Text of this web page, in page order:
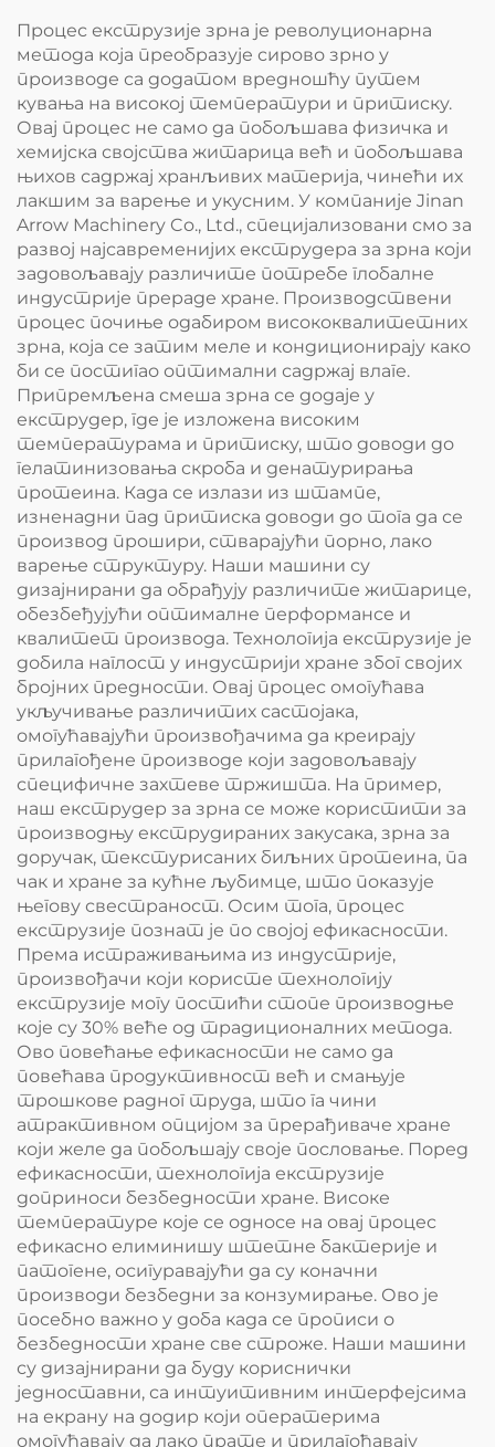
Процес екструзије зрна је револуционарна
метода која преобразује сирово зрно у
производе са додатом вредношћу путем
кувања на високој температури и притиску.
Овај процес не само да побољшава физичка и
хемијска својства житарица већ и побољшава
њихов садржај хранљивих материја, чинећи их
лакшим за варење и укусним. У компаније Jinan
Arrow Machinery Co., Ltd., специјализовани смо за
развој најсавременијих екструдера за зрна који
задовољавају различите потребе глобалне
индустрије прераде хране. Производствени
процес почиње одабиром висококвалитетних
зрна, која се затим меле и кондиционирају како
би се постигао оптимални садржај влаге.
Припремљена смеша зрна се додаје у
екструдер, где је изложена високим
температурама и притиску, што доводи до
гелатинизовања скроба и денатурирања
протеина. Када се излази из штампе,
изненадни пад притиска доводи до тога да се
производ прошири, стварајући порно, лако
варење структуру. Наши машини су
дизајнирани да обрађују различите житарице,
обезбеђујући оптималне перформансе и
квалитет производа. Технологија екструзије је
добила наглост у индустрији хране због својих
бројних предности. Овај процес омогућава
укључивање различитих састојака,
омогућавајући произвођачима да креирају
прилагођене производе који задовољавају
специфичне захтеве тржишта. На пример,
наш екструдер за зрна се може користити за
производњу екструдираних закусака, зрна за
доручак, текстурисаних биљних протеина, па
чак и хране за кућне љубимце, што показује
његову свестраност. Осим тога, процес
екструзије познат је по својој ефикасности.
Према истраживањима из индустрије,
произвођачи који користе технологију
екструзије могу постићи стопе производње
које су 30% веће од традиционалних метода.
Ово повећање ефикасности не само да
повећава продуктивност већ и смањује
трошкове радног труда, што га чини
атрактивном опцијом за прерађиваче хране
који желе да побољшају своје пословање. Поред
ефикасности, технологија екструзије
доприноси безбедности хране. Високе
температуре које се односе на овај процес
ефикасно елиминишу штетне бактерије и
патогене, осигуравајући да су коначни
производи безбедни за конзумирање. Ово је
посебно важно у доба када се прописи о
безбедности хране све строже. Наши машини
су дизајнирани да буду кориснички
једноставни, са интуитивним интерфејсима
на екрану на додир који оператерима
омогућавају да лако прате и прилагођавају